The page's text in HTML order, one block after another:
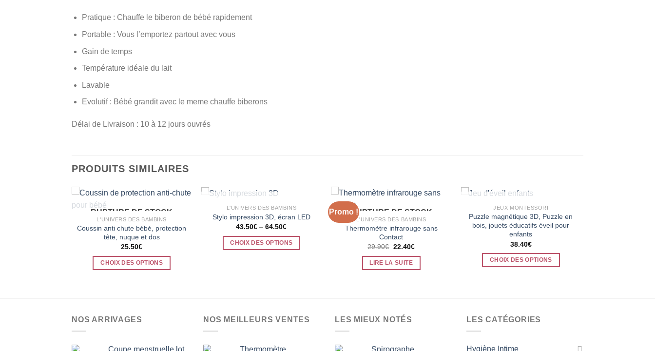
Pratique : Chauffe le biberon de bébé rapidement
Portable : Vous l’emportez partout avec vous
Gain de temps
Température idéale du lait
Lavable
Evolutif : Bébé grandit avec le meme chauffe biberons
Délai de Livraison : 10 à 12 jours ouvrés
PRODUITS SIMILAIRES
RUPTURE DE STOCK
L'UNIVERS DES BAMBINS
Coussin anti chute bébé, protection
tête, nuque et dos
25.50€
CHOIX DES OPTIONS
variations.
RUPTURE DE STOCK
L'UNIVERS DES BAMBINS
Stylo impression 3D, écran LED
43.50€ –64.50€
CHOIX DES OPTIONS
options
Promo !RUPTURE DE STOCK
L'UNIVERS DES BAMBINS
Thermomètre infrarouge sans
Contact
29.90€ Le
initial
était :
22.40€Le
LIRE LA SUITE
RUPTURE DE STOCK
JEUX MONTESSORI
Puzzle magnétique 3D, Puzzle en
bois, jouets éducatifs éveil pour
enfants
38.40€
CHOIX DES OPTIONS
variations.
NOS ARRIVAGES NOS MEILLEURS VENTES LES MIEUX NOTÉS LES CATÉGORIES
Hygiène Intime